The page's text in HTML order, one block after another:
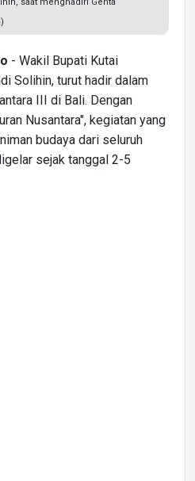
- Wakil Bupati Kutai
Solihin, turut hadir dalam
III di Bali. Dengan
Nusantara", kegiatan yang
budaya dari seluruh
sejak tanggal 2-5